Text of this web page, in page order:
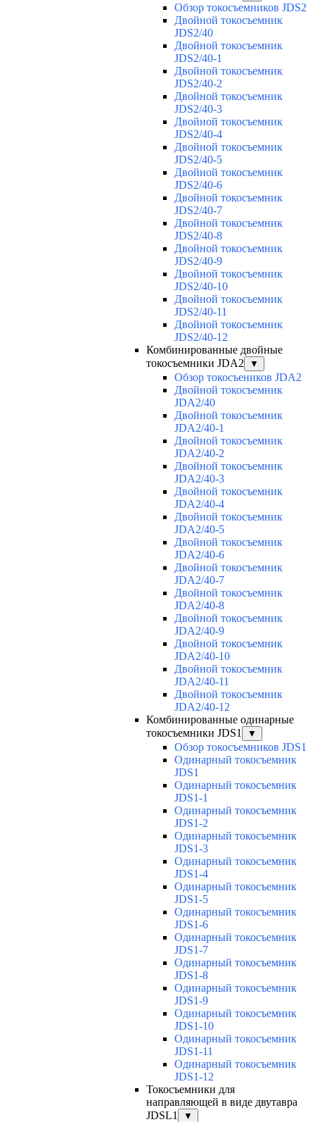
Обзор токосъемников JDS2
Двойной токосъемник
JDS2/40
Двойной токосъемник
JDS2/40-1
Двойной токосъемник
JDS2/40-2
Двойной токосъемник
JDS2/40-3
Двойной токосъемник
JDS2/40-4
Двойной токосъемник
JDS2/40-5
Двойной токосъемник
JDS2/40-6
Двойной токосъемник
JDS2/40-7
Двойной токосъемник
JDS2/40-8
Двойной токосъемник
JDS2/40-9
Двойной токосъемник
JDS2/40-10
Двойной токосъемник
JDS2/40-11
Двойной токосъемник
JDS2/40-12
Комбинированные двойные
токосъемники JDA2
▼
Обзор токосъеников JDA2
Двойной токосъемник
JDA2/40
Двойной токосъемник
JDA2/40-1
Двойной токосъемник
JDA2/40-2
Двойной токосъемник
JDA2/40-3
Двойной токосъемник
JDA2/40-4
Двойной токосъемник
JDA2/40-5
Двойной токосъемник
JDA2/40-6
Двойной токосъемник
JDA2/40-7
Двойной токосъемник
JDA2/40-8
Двойной токосъемник
JDA2/40-9
Двойной токосъемник
JDA2/40-10
Двойной токосъемник
JDA2/40-11
Двойной токосъемник
JDA2/40-12
Комбинированные одинарные
токосъемники JDS1
▼
Обзор токосъемников JDS1
Одинарный токосъемник
JDS1
Одинарный токосъемник
JDS1-1
Одинарный токосъемник
JDS1-2
Одинарный токосъемник
JDS1-3
Одинарный токосъемник
JDS1-4
Одинарный токосъемник
JDS1-5
Одинарный токосъемник
JDS1-6
Одинарный токосъемник
JDS1-7
Одинарный токосъемник
JDS1-8
Одинарный токосъемник
JDS1-9
Одинарный токосъемник
JDS1-10
Одинарный токосъемник
JDS1-11
Одинарный токосъемник
JDS1-12
Токосъемники для
направляющей в виде двутавра
JDSL1
▼